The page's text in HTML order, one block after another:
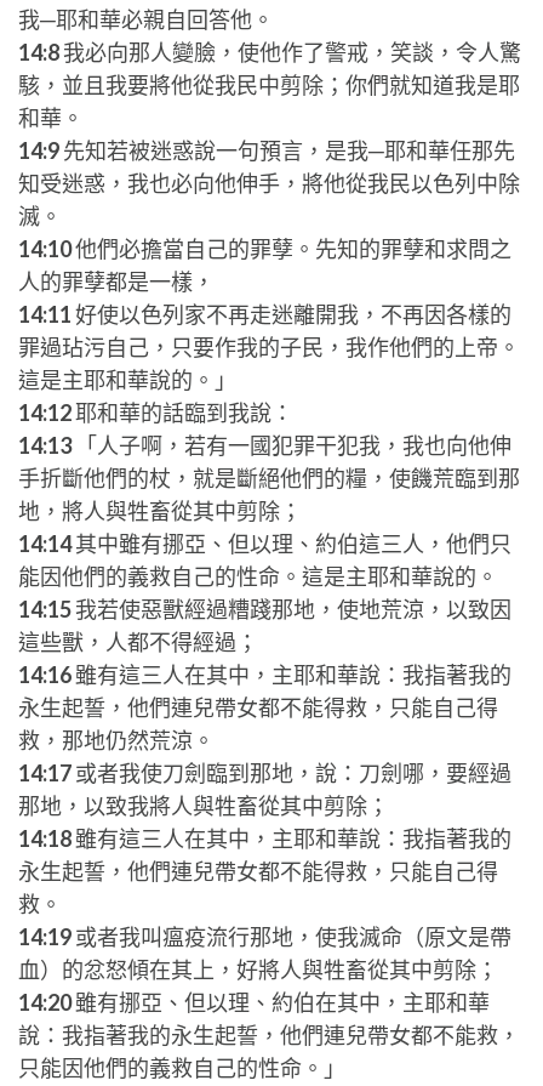
我─耶和華必親自回答他。
14:8我必向那人變臉，使他作了警戒，笑談，令人驚
駭，並且我要將他從我民中剪除；你們就知道我是耶
和華。
14:9先知若被迷惑說一句預言，是我─耶和華任那先
知受迷惑，我也必向他伸手，將他從我民以色列中除
滅。
14:10他們必擔當自己的罪孽。先知的罪孽和求問之
人的罪孽都是一樣，
14:11好使以色列家不再走迷離開我，不再因各樣的
罪過玷污自己，只要作我的子民，我作他們的上帝。
這是主耶和華說的。」
14:12耶和華的話臨到我說：
14:13「人子啊，若有一國犯罪干犯我，我也向他伸
手折斷他們的杖，就是斷絕他們的糧，使饑荒臨到那
地，將人與牲畜從其中剪除；
14:14其中雖有挪亞、但以理、約伯這三人，他們只
能因他們的義救自己的性命。這是主耶和華說的。
14:15我若使惡獸經過糟踐那地，使地荒涼，以致因
這些獸，人都不得經過；
14:16雖有這三人在其中，主耶和華說：我指著我的
永生起誓，他們連兒帶女都不能得救，只能自己得
救，那地仍然荒涼。
14:17或者我使刀劍臨到那地，說：刀劍哪，要經過
那地，以致我將人與牲畜從其中剪除；
14:18雖有這三人在其中，主耶和華說：我指著我的
永生起誓，他們連兒帶女都不能得救，只能自己得
救。
14:19或者我叫瘟疫流行那地，使我滅命（原文是帶
血）的忿怒傾在其上，好將人與牲畜從其中剪除；
14:20雖有挪亞、但以理、約伯在其中，主耶和華
說：我指著我的永生起誓，他們連兒帶女都不能救，
只能因他們的義救自己的性命。」